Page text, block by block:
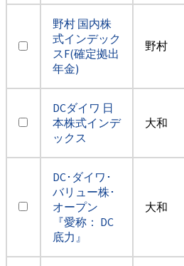
野村 国内株
式インデック
スF(確定拠出
年金)
野村
DCダイワ 日
本株式インデ
ックス
大和
DC･ダイワ･
バリュー株･
オープン
『愛称： DC
底力』
大和